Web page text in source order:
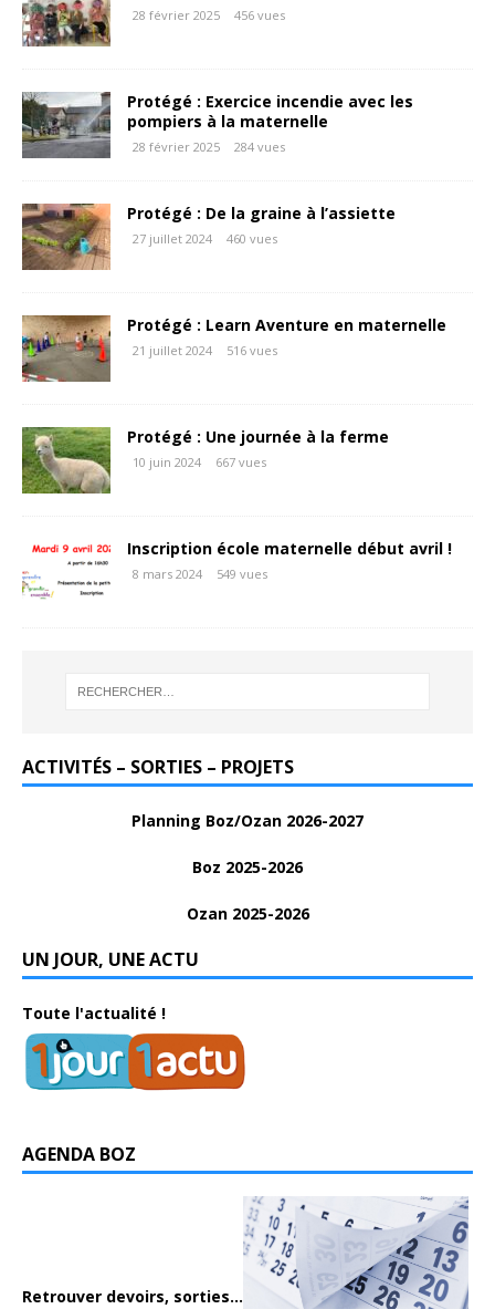
28 février 2025 456 vues
Protégé : Exercice incendie avec les
pompiers à la maternelle
28 février 2025 284 vues
Protégé : De la graine à l’assiette
27 juillet 2024 460 vues
Protégé : Learn Aventure en maternelle
21 juillet 2024 516 vues
Protégé : Une journée à la ferme
10 juin 2024 667 vues
Inscription école maternelle début avril !
8 mars 2024 549 vues
ACTIVITÉS – SORTIES – PROJETS
Planning Boz/Ozan 2026-2027
Boz 2025-2026
Ozan 2025-2026
UN JOUR, UNE ACTU
Toute l'actualité !
AGENDA BOZ
Retrouver devoirs, sorties...